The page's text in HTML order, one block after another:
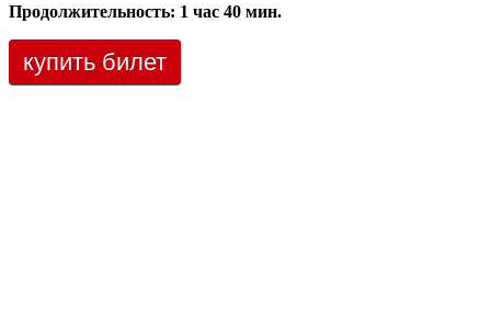
Продолжительность: 1 час 40 мин.
купить билет